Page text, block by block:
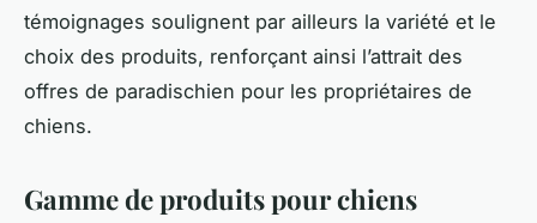
témoignages soulignent par ailleurs la variété et le
choix des produits, renforçant ainsi l’attrait des
offres de paradischien pour les propriétaires de
chiens.
Gamme de produits pour chiens